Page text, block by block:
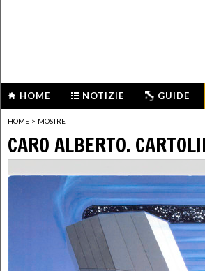
HOME NOTIZIE GUIDE
HOME > MOSTRE
CARO ALBERTO.